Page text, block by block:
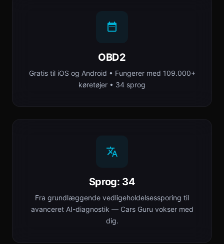
OBD2
Gratis til iOS og Android • Fungerer med 109.000+
køretøjer • 34 sprog
Sprog: 34
Fra grundlæggende vedligeholdelsessporing til
avanceret AI-diagnostik — Cars Guru vokser med
dig.